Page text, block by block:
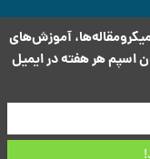
آموزش‌های
هر هفته در ایمیل